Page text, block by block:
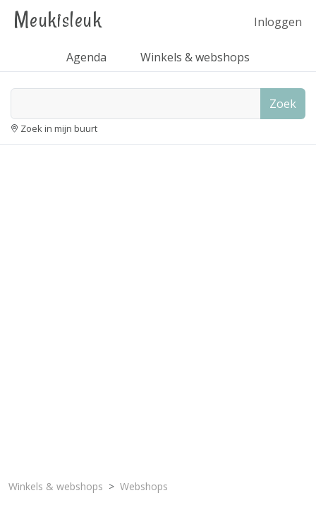
Meukisleuk Inloggen
Agenda Winkels & webshops
Zoek
Zoek in mijn buurt
Winkels & webshops Webshops